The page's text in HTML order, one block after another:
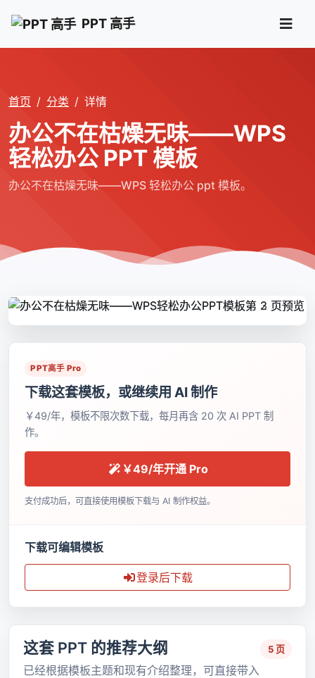
PPT 高手
首页 分类 详情
办公不在枯燥无味――WPS
轻松办公 PPT 模板
办公不在枯燥无味――WPS 轻松办公 ppt 模板。
PPT高手 Pro
下载这套模板，或继续用 AI 制作
￥49/年，模板不限次数下载，每月再含 20 次 AI PPT 制
作。
￥49/年开通 Pro
支付成功后，可直接使用模板下载与 AI 制作权益。
下载可编辑模板
登录后下载
这套 PPT 的推荐大纲
已经根据模板主题和现有介绍整理，可直接带入
5 页